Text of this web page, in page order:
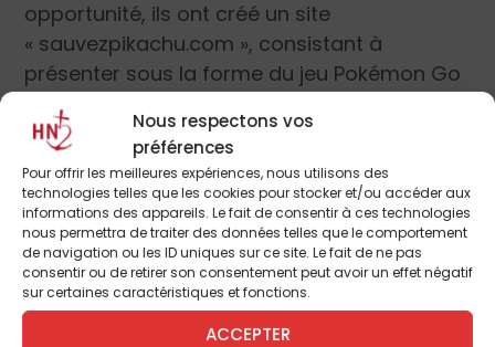
Nous respectons vos
préférences
Pour offrir les meilleures expériences, nous utilisons des
technologies telles que les cookies pour stocker et/ou accéder aux
informations des appareils. Le fait de consentir à ces technologies
nous permettra de traiter des données telles que le comportement
de navigation ou les ID uniques sur ce site. Le fait de ne pas
consentir ou de retirer son consentement peut avoir un effet négatif
sur certaines caractéristiques et fonctions.
ACCEPTER
opportunité, ils ont créé un site
« sauvezpikachu.com », consistant à
présenter sous la forme du jeu Pokémon Go
une histoire charmante entre deux Pokémon
: l’une tombant enceinte, le joueur doit
intervenir pour choisir de garder ou non le
bébé Pikachu. Quelle que soit la réponse, il
est redirigé vers le site des Survivants.
L’emploi de « pikachu » dans leur nom de
domaine leur a permis un excellent
référencement sur Google.